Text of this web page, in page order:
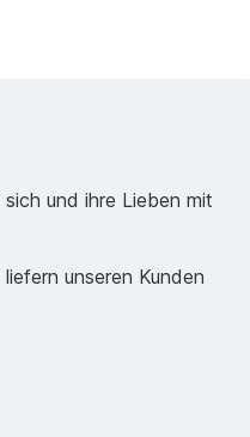
und ihre Lieben mit
unseren Kunden